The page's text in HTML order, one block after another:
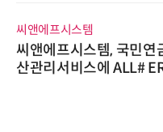
씨앤에프시스템
씨앤에프시스템, 국민연
산관리서비스에 ALL#